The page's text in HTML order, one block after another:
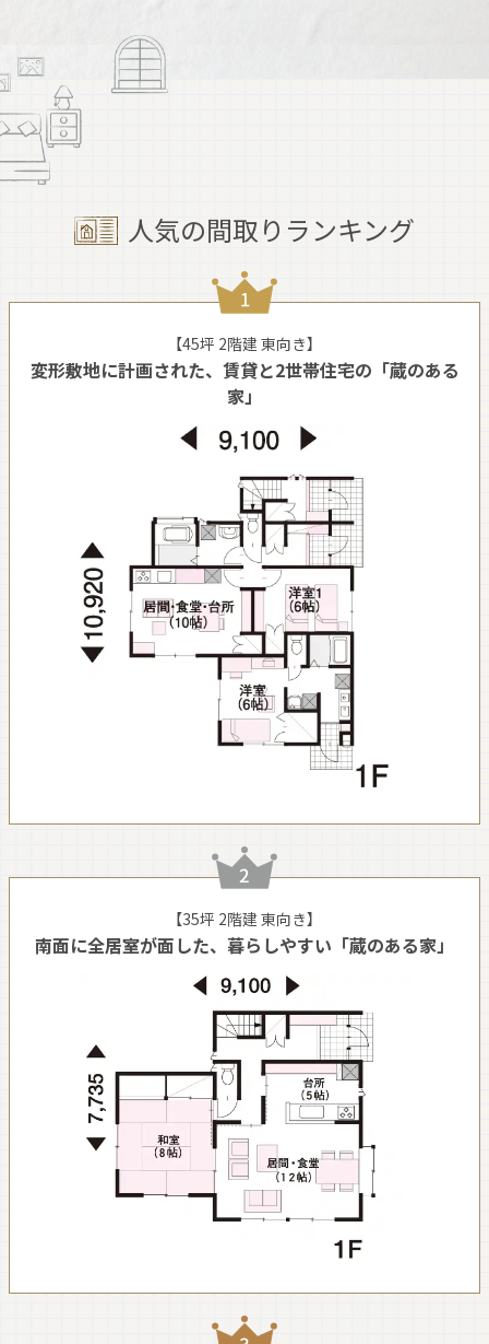
人気の間取りランキング
【45坪 2階建 東向き】
変形敷地に計画された、賃貸と2世帯住宅の「蔵のある
家」
【35坪 2階建 東向き】
南面に全居室が面した、暮らしやすい「蔵のある家」